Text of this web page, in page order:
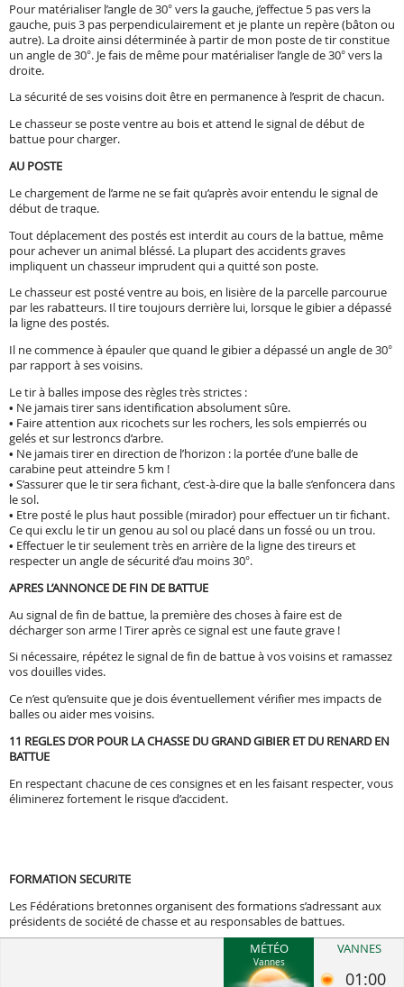
Pour matérialiser l’angle de 30° vers la gauche, j’effectue 5 pas vers la
gauche, puis 3 pas perpendiculairement et je plante un repère (bâton ou
autre). La droite ainsi déterminée à partir de mon poste de tir constitue
un angle de 30°. Je fais de même pour matérialiser l’angle de 30° vers la
droite.
La sécurité de ses voisins doit être en permanence à l’esprit de chacun.
Le chasseur se poste ventre au bois et attend le signal de début de
battue pour charger.
AU POSTE
Le chargement de l’arme ne se fait qu’après avoir entendu le signal de
début de traque.
Tout déplacement des postés est interdit au cours de la battue, même
pour achever un animal bléssé. La plupart des accidents graves
impliquent un chasseur imprudent qui a quitté son poste.
Le chasseur est posté ventre au bois, en lisière de la parcelle parcourue
par les rabatteurs. Il tire toujours derrière lui, lorsque le gibier a dépassé
la ligne des postés.
Il ne commence à épauler que quand le gibier a dépassé un angle de 30°
par rapport à ses voisins.
Le tir à balles impose des règles très strictes :
• Ne jamais tirer sans identification absolument sûre.
• Faire attention aux ricochets sur les rochers, les sols empierrés ou
gelés et sur lestroncs d’arbre.
• Ne jamais tirer en direction de l’horizon : la portée d’une balle de
carabine peut atteindre 5 km !
• S’assurer que le tir sera fichant, c’est-à-dire que la balle s’enfoncera dans
le sol.
• Etre posté le plus haut possible (mirador) pour effectuer un tir fichant.
Ce qui exclu le tir un genou au sol ou placé dans un fossé ou un trou.
• Effectuer le tir seulement très en arrière de la ligne des tireurs et
respecter un angle de sécurité d’au moins 30°.
APRES L’ANNONCE DE FIN DE BATTUE
Au signal de fin de battue, la première des choses à faire est de
décharger son arme ! Tirer après ce signal est une faute grave !
Si nécessaire, répétez le signal de fin de battue à vos voisins et ramassez
vos douilles vides.
Ce n’est qu’ensuite que je dois éventuellement vérifier mes impacts de
balles ou aider mes voisins.
11 REGLES D’OR POUR LA CHASSE DU GRAND GIBIER ET DU RENARD EN
BATTUE
En respectant chacune de ces consignes et en les faisant respecter, vous
éliminerez fortement le risque d’accident.
FORMATION SECURITE
Les Fédérations bretonnes organisent des formations s’adressant aux
présidents de société de chasse et au responsables de battues.
MÉTÉO
Vannes
VANNES
01:00